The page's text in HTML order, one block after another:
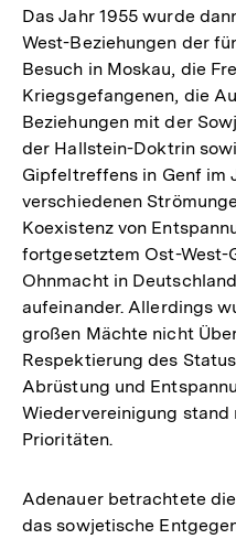
Das Jahr 1955 wurde
West-Beziehungen der
Besuch in Moskau, die
Kriegsgefangenen, die
Beziehungen mit der
der Hallstein-Doktrin
Gipfeltreffens in Genf im
verschiedenen
Koexistenz von
fortgesetztem Ost-West-
Ohnmacht in
aufeinander. Allerdings
großen Mächte nicht
Respektierung des
Abrüstung und
Wiedervereinigung
Prioritäten.
Adenauer betrachtete
das sowjetische